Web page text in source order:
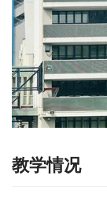
教学情况